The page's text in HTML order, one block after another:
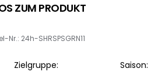
ZUM PRODUKT
Nr.: 24h-SHRSPSGRN11
Zielgruppe: Saison: